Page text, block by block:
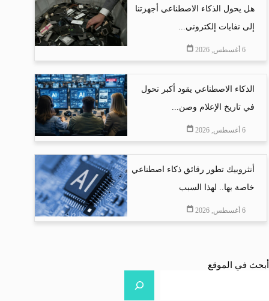
هل يحول الذكاء الاصطناعي أجهزتنا
إلى نفايات إلكتروني...
6 أغسطس, 2026
الذكاء الاصطناعي يقود أكبر تحول
في تاريخ الإعلام وصن...
6 أغسطس, 2026
أنثروبيك تطور رقائق ذكاء اصطناعي
خاصة بها.. لهذا السبب
6 أغسطس, 2026
أبحث في الموقع